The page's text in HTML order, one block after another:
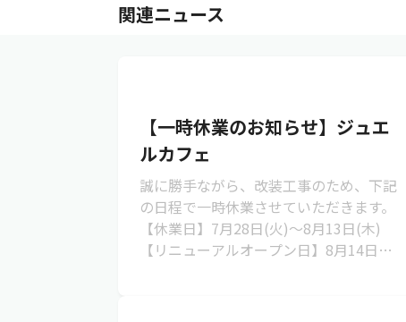
関連ニュース
【一時休業のお知らせ】ジュエ
ルカフェ
誠に勝手ながら、改装工事のため、下記
の日程で一時休業させていただきます。
【休業日】7月28日(火)～8月13日(木)
【リニューアルオープン日】8月14日